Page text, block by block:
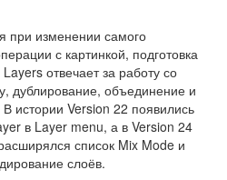
при изменении самого
с картинкой, подготовка
отвечает за работу со
дублирование, объединение и
истории Version 22 появились
в Layer menu, а в Version 24
список Mix Mode и
слоёв.